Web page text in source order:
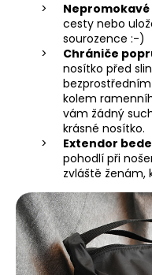
cesty nebo
sourozence :-)
Chrániče
nosítko před
kolem
vám žádný
krásné nosítko.
Extendor
pohodlí při
zvláště ženám,